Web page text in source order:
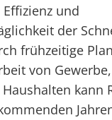
und
der
frühzeitige
von
kann